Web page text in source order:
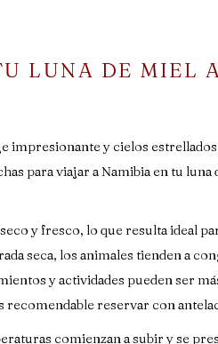
LUNA DE MIEL
impresionante y cielos
para viajar a Namibia en tu
y fresco, lo que resulta ideal
seca, los animales tienden a
y actividades pueden ser
recomendable reservar con
comienzan a subir y se